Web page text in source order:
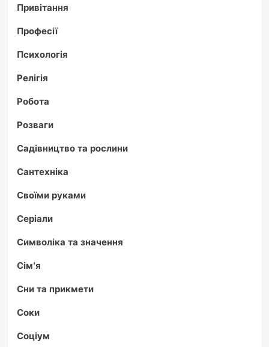
Привітання
Професії
Психологія
Релігія
Робота
Розваги
Садівництво та рослини
Сантехніка
Своїми руками
Серіали
Символіка та значення
Сім'я
Сни та прикмети
Соки
Соціум